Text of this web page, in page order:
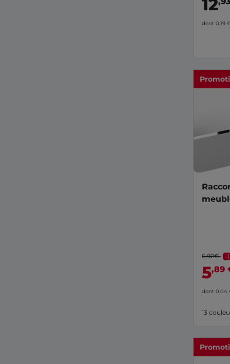
12
dont 0,19 €
6,92€ -
5,89
dont 0,04
13